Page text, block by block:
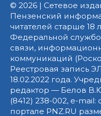
© 2026 | Сетевое
Пензенский
читателей старше 18
Федеральной
связи,
коммуникаций
Реестровая запись
18.02.2022 года.
редактор — Белов
(8412) 238-002, e-
портале PNZ.RU